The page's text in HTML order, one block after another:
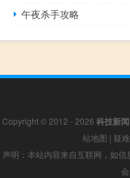
午夜杀手攻略
Copyright © 2012 - 2026 科技新
站地图 | 疑
声明：本站内容来自互联网，如